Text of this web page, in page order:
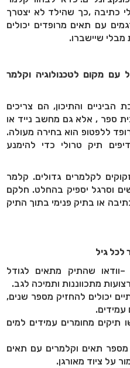
כתיבה, כך שהילד לא יצטרך
עם תאים מרופדים יכולים
שיישברו.
עם מקום לטכנולוגיה וקלמר
והתיכון, הם צריכים
ספר, אלא גם מחשב נייד או
ללפטופ הוא בחירה מעולה.
תיק טרולי כדי להימנע
לקלמרים גדולים. קלמר
וסרגל יספיק בהחלט. חלקם
או בתיק פנימי בתוך התיק
גיל
וודאו שהתיק מתאים לגודל
מתכווננות ותמיכה לגב.
יכולים להחזיק מספר שנים,
.
מחומרים עמידים למים
תאים וקלמרים עם תאים
על ציוד מאורגן.